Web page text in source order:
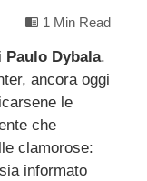
1 Min Read
Paulo Dybala.
ancora oggi
le
che
clamorose:
informato